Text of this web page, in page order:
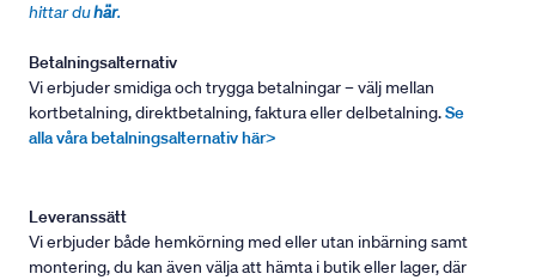
hittar duhär.
Betalningsalternativ
Vi erbjuder smidiga och trygga betalningar – välj mellan
kortbetalning, direktbetalning, faktura eller delbetalning.Se
alla våra betalningsalternativ här>
Leveranssätt
Vi erbjuder både hemkörning med eller utan inbärning samt
montering, du kan även välja att hämta i butik eller lager, där